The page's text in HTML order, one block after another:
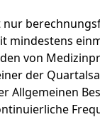
nur
mindestens
von
der
Allgemeinen